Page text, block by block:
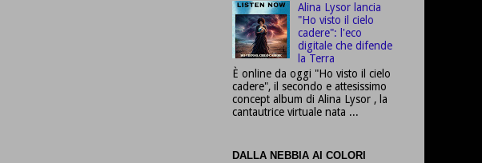
Alina Lysor lancia
"Ho visto il cielo
cadere": l'eco
digitale che difende
la Terra
È online da oggi "Ho visto il cielo
cadere", il secondo e attesissimo
concept album di Alina Lysor , la
cantautrice virtuale nata ...
DALLA NEBBIA AI COLORI